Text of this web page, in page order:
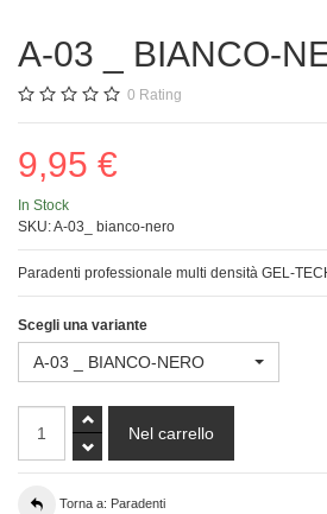
A-03 _ BIANCO-
0 Rating
9,95 €
In Stock
SKU:A-03_ bianco-nero
Paradenti professionale multi densità GEL-
Scegli una variante
A-03 _ BIANCO-NERO
Torna a: Paradenti